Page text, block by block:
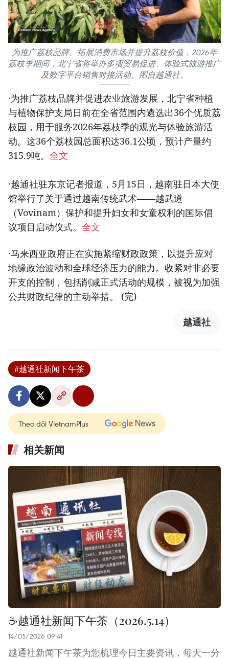
为推广荔枝品牌、拓展消费市场并提升荔枝价值，2026年
荔枝季期间，北宁省将举办多项贸易促进、体验式旅游推广
及数字平台销售对接活动。图自越通社。
·为推广荔枝品牌并促进农业旅游发展，北宁省种植
与植物保护支局日前在全省范围内遴选出36个优质荔
枝园，用于服务2026年荔枝季的观光与体验旅游活
动。这36个荔枝园总面积达36.1公顷，预计产量约
315.9吨。 全文
·越通社驻东京记者报道，5月15日，越南驻日本大使
馆举行了关于通过越南传统武术——越武道
（Vovinam）保护和提升妇女和女童权利的国际倡
议项目启动仪式。 全文
·马来西亚政府正在实施紧缩财政政策，以提升应对
地缘政治波动和全球经济压力的能力。收紧对非必要
开支的控制，包括削减正式活动的规模，被视为加强
公共财政纪律的主动举措。 (完)
越通社
#越通社新闻下午茶
Theo dõi VietnamPlus
相关新闻
☕️越通社新闻下午茶（2026.5.14）
14/05/2026 09:41
越通社新闻下午茶为您梳理今日主要资讯，每天一分